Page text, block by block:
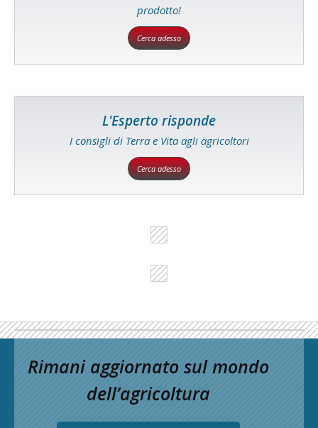
prodotto!
Cerca adesso
L'Esperto risponde
I consigli di Terra e Vita agli agricoltori
Cerca adesso
Rimani aggiornato sul mondo
dell’agricoltura